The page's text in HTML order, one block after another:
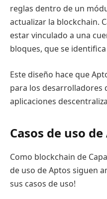
reglas dentro de un
actualizar la blockchain.
estar vinculado a una
bloques, que se
Este diseño hace que
para los desarrolladores
aplicaciones
Casos de uso
Como blockchain de
de uso de Aptos siguen
sus casos de uso!